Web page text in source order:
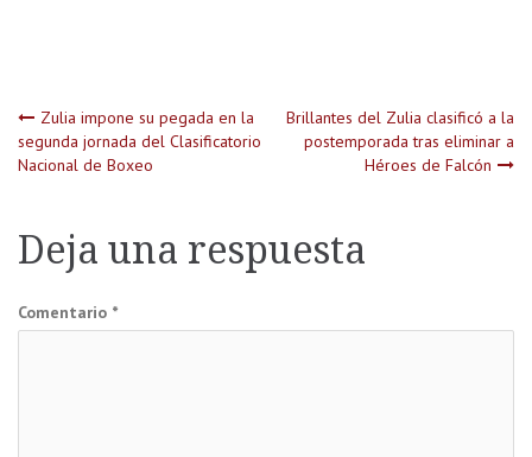
Navegación
de
entradas
Zulia impone su pegada en la
segunda jornada del Clasificatorio
Nacional de Boxeo
Brillantes del Zulia clasificó a la
postemporada tras eliminar a
Héroes de Falcón
Deja una respuesta
Comentario *